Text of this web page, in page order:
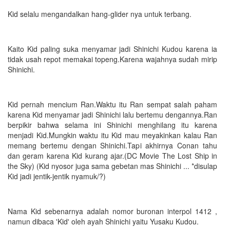
Kid selalu mengandalkan hang-glider nya untuk terbang.
Kaito Kid paling suka menyamar jadi Shinichi Kudou karena ia
tidak usah repot memakai topeng.Karena wajahnya sudah mirip
Shinichi.
Kid pernah mencium Ran.Waktu itu Ran sempat salah paham
karena Kid menyamar jadi Shinichi lalu bertemu dengannya.Ran
berpikir bahwa selama ini Shinichi menghilang itu karena
menjadi Kid.Mungkin waktu itu Kid mau meyakinkan kalau Ran
memang bertemu dengan Shinichi.Tapi akhirnya Conan tahu
dan geram karena Kid kurang ajar.(DC Movie The Lost Ship in
the Sky) (Kid nyosor juga sama gebetan mas Shinichi ... *disulap
Kid jadi jentik-jentik nyamuk/?)
Nama Kid sebenarnya adalah nomor buronan interpol 1412 ,
namun dibaca 'Kid' oleh ayah Shinichi yaitu Yusaku Kudou.